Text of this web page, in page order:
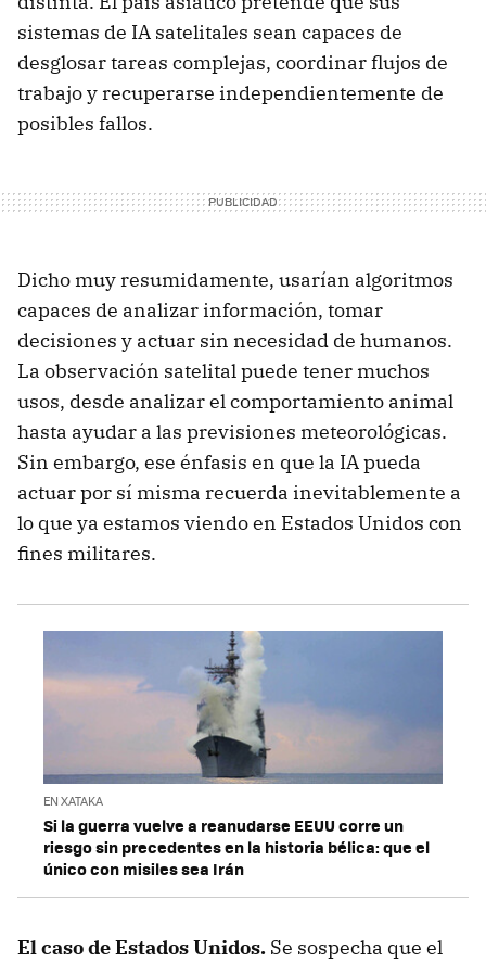
sistemas de IA satelitales sean capaces de
desglosar tareas complejas, coordinar flujos de
trabajo y recuperarse independientemente de
posibles fallos.
Dicho muy resumidamente, usarían algoritmos
capaces de analizar información, tomar
decisiones y actuar sin necesidad de humanos.
La observación satelital puede tener muchos
usos, desde analizar el comportamiento animal
hasta ayudar a las previsiones meteorológicas.
Sin embargo, ese énfasis en que la IA pueda
actuar por sí misma recuerda inevitablemente a
lo que ya estamos viendo en Estados Unidos con
fines militares.
EN XATAKA
Si la guerra vuelve a reanudarse EEUU corre un
riesgo sin precedentes en la historia bélica: que el
único con misiles sea Irán
El caso de Estados Unidos. Se sospecha que el